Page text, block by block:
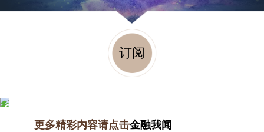
订阅
更多精彩内容请点击金融我闻